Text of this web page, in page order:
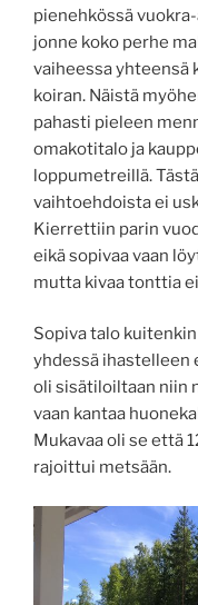
pienehkössä
jonne koko perhe
vaiheessa yhteensä
koiran. Näistä
pahasti pieleen
omakotitalo ja
loppumetreillä.
vaihtoehdoista ei
Kierrettiin parin
eikä sopivaa vaan
mutta kivaa tonttia
Sopiva talo
yhdessä ihastelleen
oli sisätiloiltaan niin
vaan kantaa
Mukavaa oli se että
rajoittui metsään.